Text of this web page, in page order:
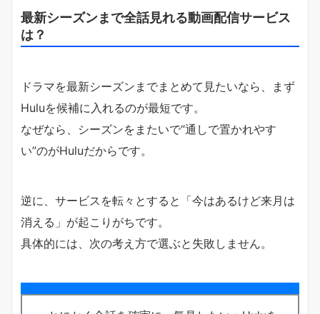
最新シーズンまで全話見れる動画配信サービス
は？
ドラマを最新シーズンまでまとめて見たいなら、まず
Huluを候補に入れるのが最短です。
なぜなら、シーズンをまたいで“通しで置かれやす
い”のがHuluだからです。
逆に、サービスを転々とすると「今はあるけど来月は
消える」が起こりがちです。
具体的には、次の考え方で選ぶと失敗しません。